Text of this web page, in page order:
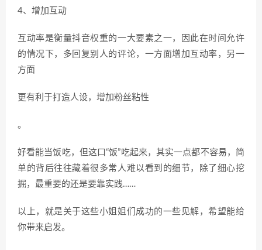
4、增加互动
互动率是衡量抖音权重的一大要素之一，因此在时间允许
的情况下，多回复别人的评论，一方面增加互动率，另一
方面
更有利于打造人设，增加粉丝粘性
。
好看能当饭吃，但这口“饭”吃起来，其实一点都不容易，简
单的背后往往藏着很多常人难以看到的细节，除了细心挖
掘，最重要的还是要靠实践……
以上，就是关于这些小姐姐们成功的一些见解，希望能给
你带来启发。